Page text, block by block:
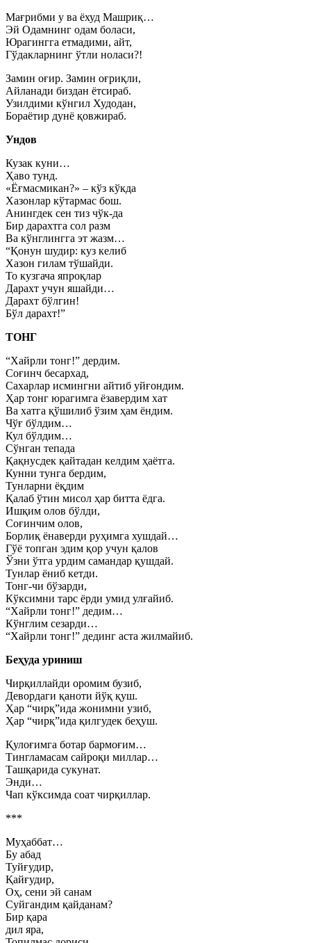
Мағрибми у ва ёхуд Машриқ…
Эй Одамнинг одам боласи,
Юрагингга етмадими, айт,
Гўдакларнинг ўтли ноласи?!
Замин оғир. Замин оғриқли,
Айланади биздан ётсираб.
Узилдими кўнгил Худодан,
Бораётир дунё қовжираб.
Ундов
Кузак куни…
Ҳаво тунд.
«Ёғмасмикан?» – кўз кўкда
Хазонлар кўтармас бош.
Анингдек сен тиз чўк-да
Бир дарахтга сол разм
Ва кўнглингга эт жазм…
“Қонун шудир: куз келиб
Хазон гилам тўшайди.
То кузгача япроқлар
Дарахт учун яшайди…
Дарахт бўлгин!
Бўл дарахт!”
ТОНГ
“Хайрли тонг!” дердим.
Соғинч бесархад,
Сахарлар исмингни айтиб уйғондим.
Ҳар тонг юрагимга ёзавердим хат
Ва хатга қўшилиб ўзим ҳам ёндим.
Чўғ бўлдим…
Кул бўлдим…
Сўнган тепада
Қақнусдек қайтадан келдим ҳаётга.
Кунни тунга бердим,
Тунларни ёқдим
Қалаб ўтин мисол ҳар битта ёдга.
Ишқим олов бўлди,
Соғинчим олов,
Борлиқ ёнаверди руҳимга хушдай…
Гўё топган эдим қор учун қалов
Ўзни ўтга урдим самандар қушдай.
Тунлар ёниб кетди.
Тонг-чи бўзарди,
Кўксимни тарс ёрди умид улғайиб.
“Хайрли тонг!” дедим…
Кўнглим сезарди…
“Хайрли тонг!” дединг аста жилмайиб.
Беҳуда уриниш
Чирқиллайди оромим бузиб,
Девордаги қаноти йўқ қуш.
Ҳар “чирқ”ида жонимни узиб,
Ҳар “чирқ”ида қилгудек беҳуш.
Қулоғимга ботар бармоғим…
Тингламасам сайроқи миллар…
Ташқарида сукунат.
Энди…
Чап кўксимда соат чирқиллар.
***
Муҳаббат…
Бу абад
Туйғудир,
Қайғудир,
Оҳ, сени эй санам
Суйгандим қайданам?
Бир қара
дил яра,